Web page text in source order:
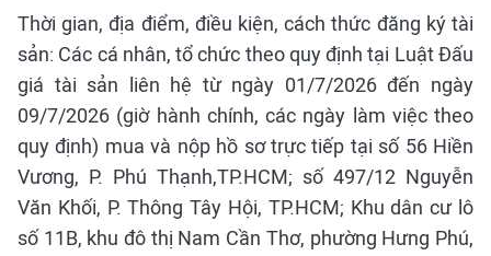
Thời gian, địa điểm, điều kiện, cách thức đăng ký tài
sản: Các cá nhân, tổ chức theo quy định tại Luật Đấu
giá tài sản liên hệ từ ngày 01/7/2026 đến ngày
09/7/2026 (giờ hành chính, các ngày làm việc theo
quy định) mua và nộp hồ sơ trực tiếp tại số 56 Hiền
Vương, P. Phú Thạnh,TP.HCM; số 497/12 Nguyễn
Văn Khối, P. Thông Tây Hội, TP.HCM; Khu dân cư lô
số 11B, khu đô thị Nam Cần Thơ, phường Hưng Phú,